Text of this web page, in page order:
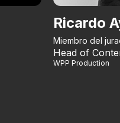
Ricardo
Miembro del
Head of
WPP Production